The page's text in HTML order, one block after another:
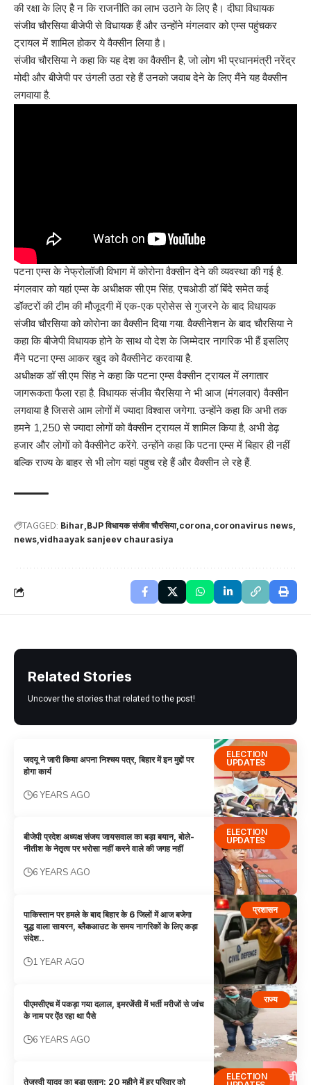
की रक्षा के लिए है न कि राजनीति का लाभ उठाने के लिए है। दीघा विधायक
संजीव चौरसिया बीजेपी से विधायक हैं और उन्होंने मंगलवार को एम्स पहुंचकर
ट्रायल में शामिल होकर ये वैक्सीन लिया है।
संजीव चौरसिया ने कहा कि यह देश का वैक्सीन है, जो लोग भी प्रधानमंत्री नरेंद्र
मोदी और बीजेपी पर उंगली उठा रहे हैं उनको जवाब देने के लिए मैंने यह वैक्सीन
लगवाया है.
पटना एम्स के नेफ्रोलॉजी विभाग में कोरोना वैक्सीन देने की व्यवस्था की गई है.
मंगलवार को यहां एम्स के अधीक्षक सी.एम सिंह, एचओडी डॉ बिंदे समेत कई
डॉक्टरों की टीम की मौजूदगी में एक-एक प्रोसेस से गुजरने के बाद विधायक
संजीव चौरसिया को कोरोना का वैक्सीन दिया गया. वैक्सीनेशन के बाद चौरसिया ने
कहा कि बीजेपी विधायक होने के साथ वो देश के जिम्मेदार नागरिक भी हैं इसलिए
मैंने पटना एम्स आकर खुद को वैक्सीनेट करवाया है.
अधीक्षक डॉ सी.एम सिंह ने कहा कि पटना एम्स वैक्सीन ट्रायल में लगातार
जागरूकता फैला रहा है. विधायक संजीव चैरसिया ने भी आज (मंगलवार) वैक्सीन
लगवाया है जिससे आम लोगों में ज्यादा विश्वास जगेगा. उन्होंने कहा कि अभी तक
हमने 1,250 से ज्यादा लोगों को वैक्सीन ट्रायल में शामिल किया है, अभी डेढ़
हजार और लोगों को वैक्सीनेट करेंगे. उन्होंने कहा कि पटना एम्स में बिहार ही नहीं
बल्कि राज्य के बाहर से भी लोग यहां पहुच रहे हैं और वैक्सीन ले रहे हैं.
TAGGED: Bihar BJP विधायक संजीव चौरसिया corona coronavirus news
news vidhaayak sanjeev chaurasiya
Related Stories
Uncover the stories that related to the post!
ELECTION
UPDATES
जदयू ने जारी किया अपना निश्चय पत्र, बिहार में इन मुद्दों पर
होगा कार्य
6 YEARS AGO
ELECTION
UPDATES
बीजेपी प्रदेश अध्यक्ष संजय जायसवाल का बड़ा बयान, बोले-
नीतीश के नेतृत्व पर भरोसा नहीं करने वाले की जगह नहीं
6 YEARS AGO
प्रशासन
पाकिस्तान पर हमले के बाद बिहार के 6 जिलों में आज बजेगा
युद्ध वाला सायरन, ब्लैकआउट के समय नागरिकों के लिए कड़ा
संदेश..
1 YEAR AGO
राज्य
पीएमसीएच में पकड़ा गया दलाल, इमरजेंसी में भर्ती मरीजों से जांच
के नाम पर ऐंठ रहा था पैसे
6 YEARS AGO
ELECTION
तेजस्वी यादव का बड़ा एलान: 20 महीने में हर परिवार को